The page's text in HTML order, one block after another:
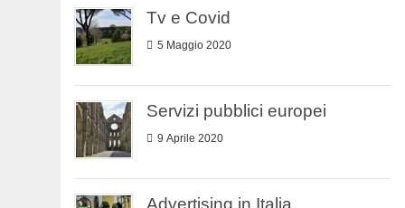
Tv e Covid
5 Maggio 2020
Servizi pubblici europei
9 Aprile 2020
Advertising in Italia